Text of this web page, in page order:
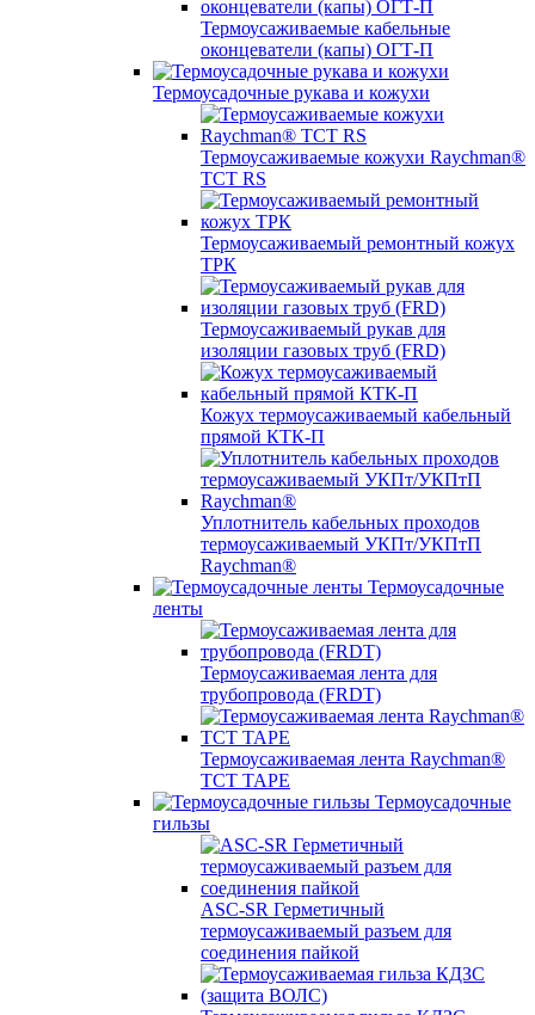
Термоусаживаемые кабельные
оконцеватели (капы) ОГТ-П
Термоусадочные рукава и кожухи
Термоусаживаемые кожухи Raychman®
TCT RS
Термоусаживаемый ремонтный кожух
ТРК
Термоусаживаемый рукав для
изоляции газовых труб (FRD)
Кожух термоусаживаемый кабельный
прямой КТК-П
Уплотнитель кабельных проходов
термоусаживаемый УКПт/УКПтП
Raychman®
Термоусадочные
ленты
Термоусаживаемая лента для
трубопровода (FRDT)
Термоусаживаемая лента Raychman®
TCT TAPE
Термоусадочные
гильзы
ASC‐SR Герметичный
термоусаживаемый разъем для
соединения пайкой